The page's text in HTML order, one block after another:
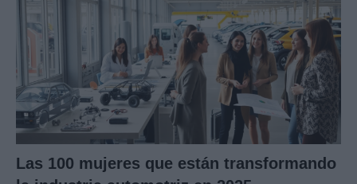
Las 100 mujeres que están transformando